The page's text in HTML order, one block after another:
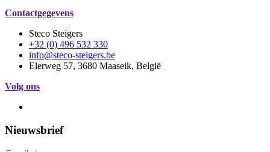
Contactgegevens
Steco Steigers
+32 (0) 496 532 330
info@steco-steigers.be
Elerweg 57, 3680 Maaseik, België
Volg ons
Nieuwsbrief